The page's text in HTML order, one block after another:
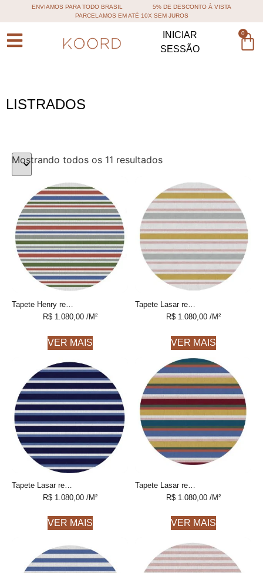
ENVIAMOS PARA TODO BRASIL
5% DE DESCONTO À VISTA
PARCELAMOS EM ATÉ 10X SEM JUROS
INICIAR
SESSÃO
0
LISTRADOS
Mostrando todos os 11 resultados
Tapete Henry redondo 1 Listrado feito à mão, 100% algodão reciclado
R$1.080,00/M²
VER MAIS
Tapete Lasar redondo 1 Listrado feito à mão, 100% algodão reciclado
R$1.080,00/M²
VER MAIS
R$1.080,00/M²
VER MAIS
R$1.080,00/M²
VER MAIS